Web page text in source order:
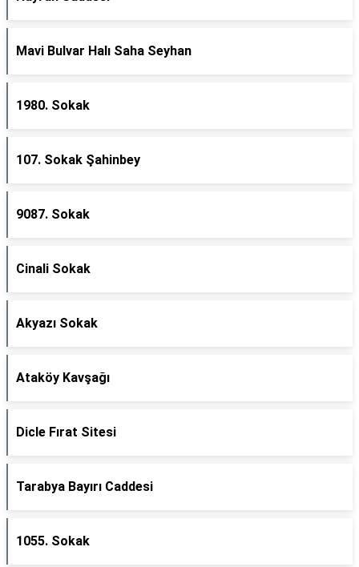
Mavi Bulvar Halı Saha Seyhan
1980. Sokak
107. Sokak Şahinbey
9087. Sokak
Cinali Sokak
Akyazı Sokak
Ataköy Kavşağı
Dicle Fırat Sitesi
Tarabya Bayırı Caddesi
1055. Sokak